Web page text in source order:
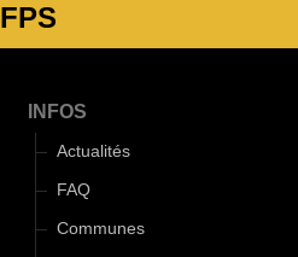
FPS
INFOS
Actualités
FAQ
Communes